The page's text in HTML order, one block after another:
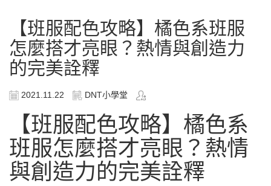
【班服配色攻略】橘色系班服
怎麼搭才亮眼？熱情與創造力
的完美詮釋
2021.11.22 DNT小學堂
【班服配色攻略】橘色系
班服怎麼搭才亮眼？熱情
與創造力的完美詮釋